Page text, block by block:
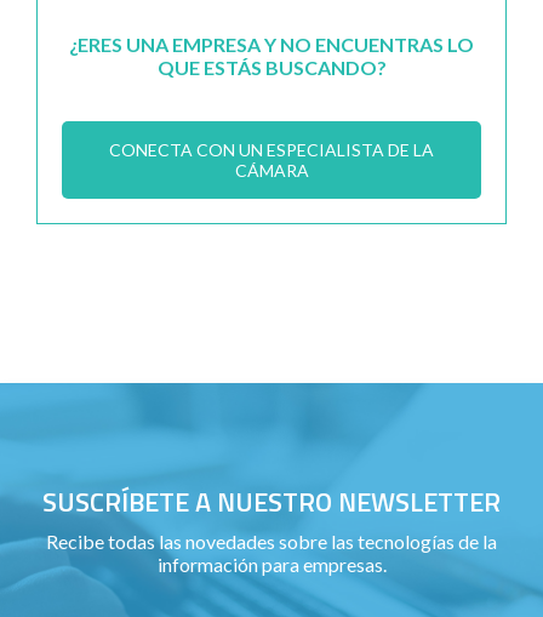
¿ERES UNA EMPRESA Y NO ENCUENTRAS LO
QUE ESTÁS BUSCANDO?
CONECTA CON UN ESPECIALISTA DE LA
CÁMARA
SUSCRÍBETE A NUESTRO NEWSLETTER
Recibe todas las novedades sobre las tecnologías de la
información para empresas.